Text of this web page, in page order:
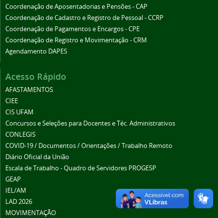
Coordenação de Aposentadorias e Pensões - CAP
Coordenação de Cadastro e Registro de Pessoal - CCRP
Coordenação de Pagamentos e Encargos - CPE
Coordenação de Registro e Movimentação - CRM
Agendamento DAPES
Acesso Rápido
AFASTAMENTOS
CIEE
CIS UFAM
Concursos e Seleções para Docentes e Téc. Administrativos
CONLEGIS
COVID-19 / Documentos / Orientações / Trabalho Remoto
Diário Oficial da União
Escala de Trabalho - Quadro de Servidores PROGESP
GEAP
IEL/AM
LAD 2026
MOVIMENTAÇÃO